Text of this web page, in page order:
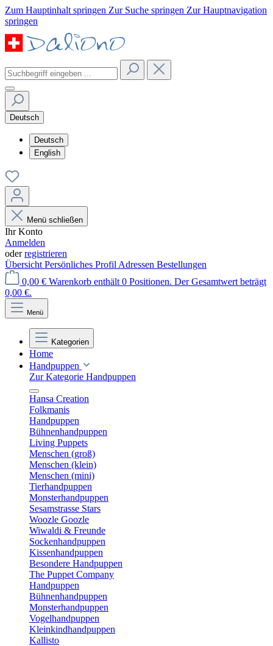
Zum Hauptinhalt springen Zur Suche springen Zur Hauptnavigation
springen
Deutsch
Deutsch
English
Menü schließen
Ihr Konto
Anmelden
oderregistrieren
Übersicht Persönliches Profil Adressen Bestellungen
0,00 € Warenkorb enthält 0 Positionen. Der Gesamtwert beträgt
0,00 €.
Menü
Kategorien
Home
Handpuppen
Zur Kategorie Handpuppen
Hansa Creation
Folkmanis
Handpuppen
Bühnenhandpuppen
Living Puppets
Menschen (groß)
Menschen (klein)
Menschen (mini)
Tierhandpuppen
Monsterhandpuppen
Sesamstrasse Stars
Woozle Goozle
Wiwaldi & Freunde
Sockenhandpuppen
Kissenhandpuppen
Besondere Handpuppen
The Puppet Company
Handpuppen
Bühnenhandpuppen
Monsterhandpuppen
Vogelhandpuppen
Kleinkindhandpuppen
Kallisto